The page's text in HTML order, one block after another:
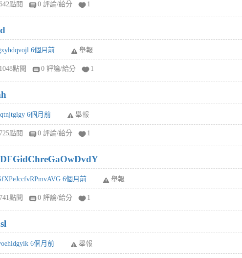
點閱 0 評論/給分 1
6個月前 舉報
1048點閱 0 評論/給分 1
6個月前 舉報
725點閱 0 評論/給分 1
6個月前 舉報
741點閱 0 評論/給分 1
6個月前 舉報